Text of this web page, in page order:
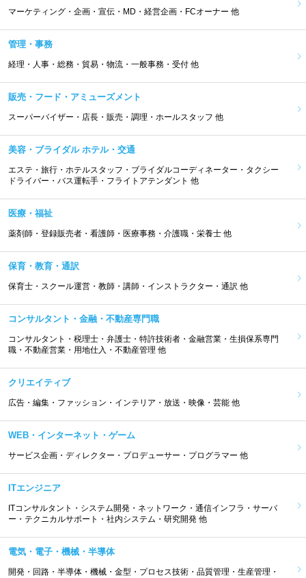
マーケティング・企画・宣伝・MD・経営企画・FCオーナー 他
管理・事務
経理・人事・総務・貿易・物流・一般事務・受付 他
販売・フード・アミューズメント
スーパーバイザー・店長・販売・調理・ホールスタッフ 他
美容・ブライダル ホテル・交通
エステ・旅行・ホテルスタッフ・ブライダルコーディネーター・タクシー
ドライバー・バス運転手・フライトアテンダント 他
医療・福祉
薬剤師・登録販売者・看護師・医療事務・介護職・栄養士 他
保育・教育・通訳
保育士・スクール運営・教師・講師・インストラクター・通訳 他
コンサルタント・金融・不動産専門職
コンサルタント・税理士・弁護士・特許技術者・金融営業・生損保系専門
職・不動産営業・用地仕入・不動産管理 他
クリエイティブ
広告・編集・ファッション・インテリア・放送・映像・芸能 他
WEB・インターネット・ゲーム
サービス企画・ディレクター・プロデューサー・プログラマー 他
ITエンジニア
ITコンサルタント・システム開発・ネットワーク・通信インフラ・サーバ
ー・テクニカルサポート・社内システム・研究開発 他
電気・電子・機械・半導体
開発・回路・半導体・機械・金型・プロセス技術・品質管理・生産管理・